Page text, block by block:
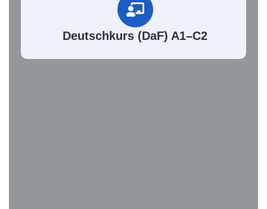
Deutschkurs (DaF) A1–C2